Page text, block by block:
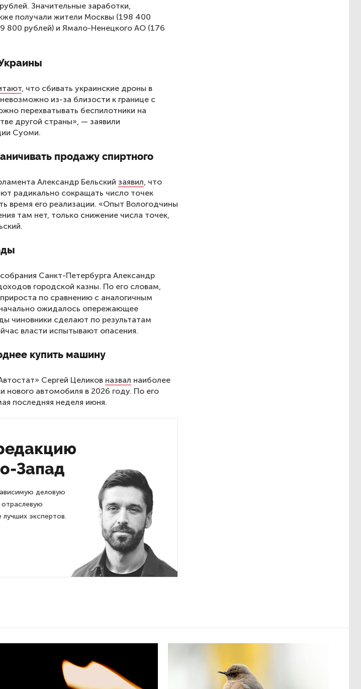
Значительные заработки,
получали жители Москвы (198 400
800 рублей) и Ямало-Ненецкого АО (176
, что сбивать украинские дроны в
из-за близости к границе с
перехватывать беспилотники на
другой страны», — заявили
Суоми.
продажу спиртного
Александр Бельский заявил, что
радикально сокращать число точек
время его реализации. «Опыт Вологодчины
там нет, только снижение числа точек,
Санкт-Петербурга Александр
городской казны. По его словам,
по сравнению с аналогичным
ожидалось опережающее
чиновники сделают по результатам
власти испытывают опасения.
купить машину
Сергей Целиков назвал наиболее
нового автомобиля в 2026 году. По его
последняя неделя июня.
Запад
деловую
лучших экспертов.